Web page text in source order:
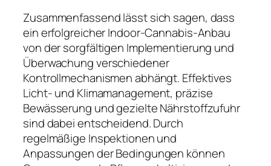
Zusammenfassend lässt sich sagen, dass
ein erfolgreicher Indoor-Cannabis-Anbau
von der sorgfältigen Implementierung und
Überwachung verschiedener
Kontrollmechanismen abhängt. Effektives
Licht- und Klimamanagement, präzise
Bewässerung und gezielte Nährstoffzufuhr
sind dabei entscheidend. Durch
regelmäßige Inspektionen und
Anpassungen der Bedingungen können